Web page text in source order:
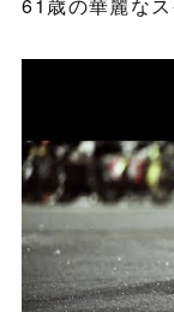
61歳の華麗な